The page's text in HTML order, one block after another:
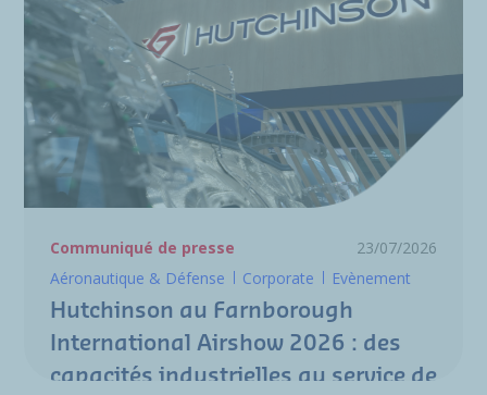
Communiqué de presse
23/07/2026
Aéronautique & Défense
Corporate Evènement
Hutchinson au Farnborough
International Airshow 2026 : des
capacités industrielles au service de